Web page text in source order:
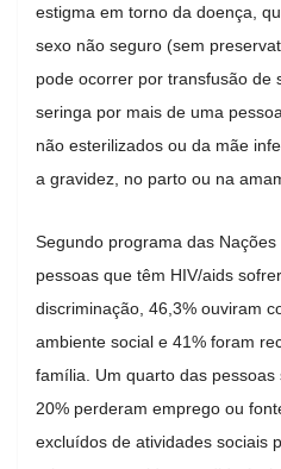
estigma em torno da doença,
sexo não seguro (sem
pode ocorrer por transfusão de
seringa por mais de uma
não esterilizados ou da mãe
a gravidez, no parto ou na
Segundo programa das
pessoas que têm HIV/aids
discriminação, 46,3% ouviram
ambiente social e 41% foram
família. Um quarto das
20% perderam emprego ou
excluídos de atividades sociais